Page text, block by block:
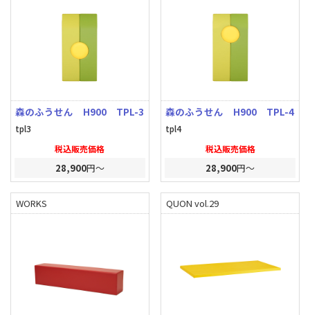
森のふうせん H900 TPL-3
tpl3
税込販売価格
28,900円～
森のふうせん H900 TPL-4
tpl4
税込販売価格
28,900円～
WORKS QUON vol.29